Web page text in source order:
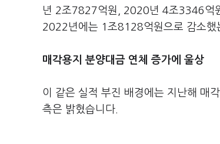
년 2조7827억원, 2020년 4조3346억
2022년에는 1조8128억원으로 감소했
매각용지 분양대금 연체 증가에 울상
이 같은 실적 부진 배경에는 지난해 매
측은 밝혔습니다.